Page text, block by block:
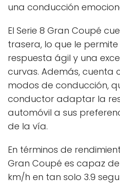
una conducción
El Serie 8 Gran Coupé
trasera, lo que le
respuesta ágil y una
curvas. Además, cuenta
modos de conducción,
conductor adaptar la
automóvil a sus
de la vía.
En términos de
Gran Coupé es capaz
km/h en tan solo 3.9